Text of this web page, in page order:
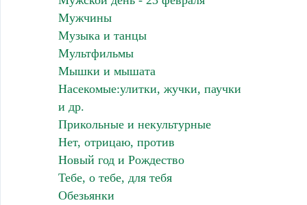
Мужчины
Музыка и танцы
Мультфильмы
Мышки и мышата
Насекомые:улитки, жучки, паучки
и др.
Прикольные и некультурные
Нет, отрицаю, против
Новый год и Рождество
Тебе, о тебе, для тебя
Обезьянки